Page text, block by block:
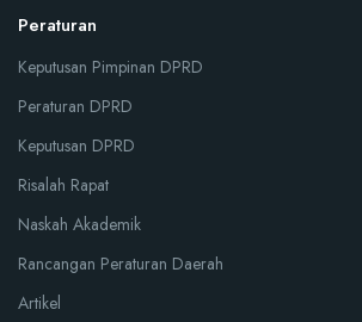
Peraturan
Keputusan Pimpinan DPRD
Peraturan DPRD
Keputusan DPRD
Risalah Rapat
Naskah Akademik
Rancangan Peraturan Daerah
Artikel